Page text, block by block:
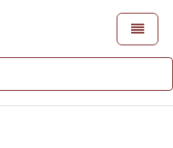
Toggle